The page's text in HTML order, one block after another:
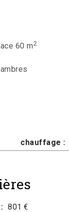
60 m2
chauffage :
801 €